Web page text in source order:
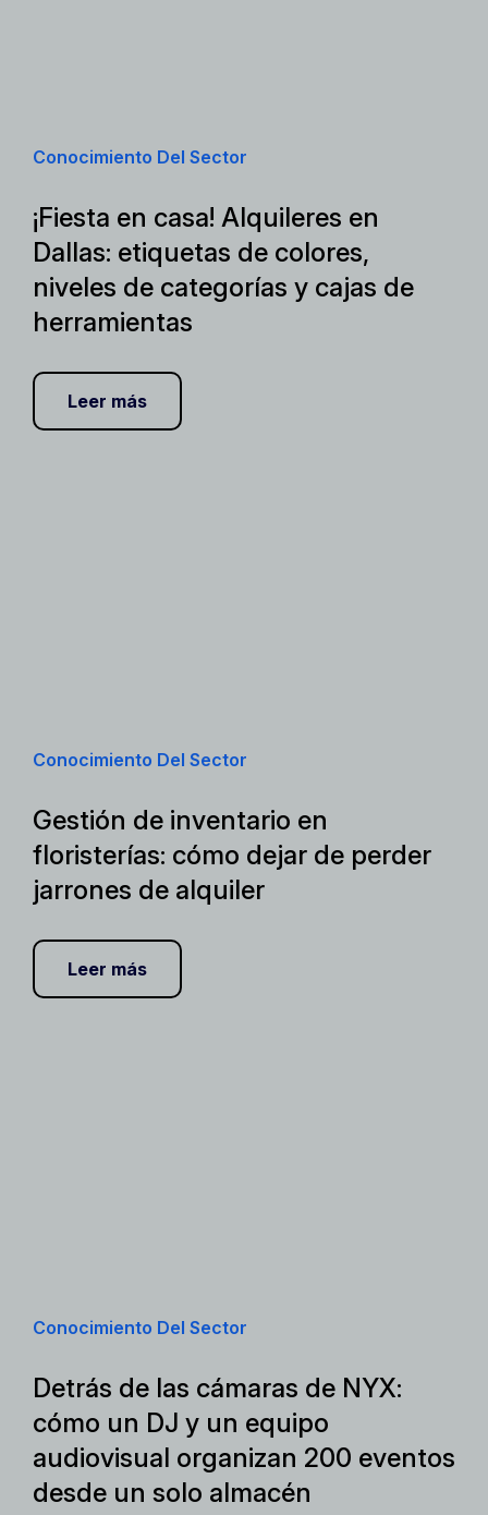
Conocimiento Del Sector
¡Fiesta en casa! Alquileres en
Dallas: etiquetas de colores,
niveles de categorías y cajas de
herramientas
Leer más
Conocimiento Del Sector
Gestión de inventario en
floristerías: cómo dejar de perder
jarrones de alquiler
Leer más
Conocimiento Del Sector
Detrás de las cámaras de NYX:
cómo un DJ y un equipo
audiovisual organizan 200 eventos
desde un solo almacén